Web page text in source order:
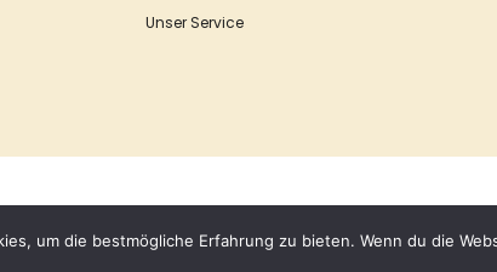
Unser Service
um die bestmögliche Erfahrung zu bieten. Wenn du die